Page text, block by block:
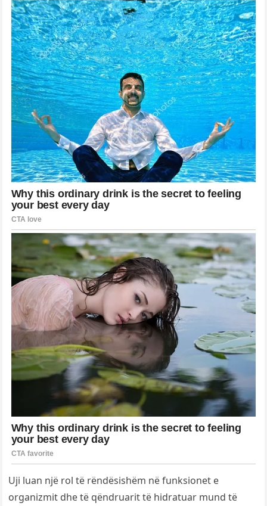
Uji luan një rol të rëndësishëm në funksionet e
organizmit dhe të qëndruarit të hidratuar mund të